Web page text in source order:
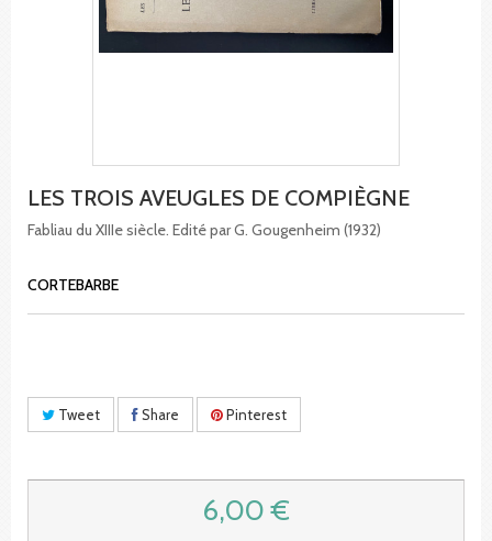
LES TROIS AVEUGLES DE COMPIÈGNE
Fabliau du XIIIe siècle. Edité par G. Gougenheim (1932)
CORTEBARBE
Tweet Share Pinterest
6,00 €